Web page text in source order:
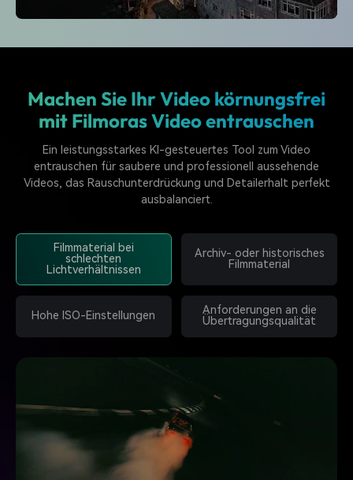
Machen Sie Ihr Video körnungsfrei
mit Filmoras Video entrauschen
Ein leistungsstarkes KI-gesteuertes Tool zum Video
entrauschen für saubere und professionell aussehende
Videos, das Rauschunterdrückung und Detailerhalt perfekt
ausbalanciert.
Filmmaterial bei
schlechten
Lichtverhältnissen
Archiv- oder historisches
Filmmaterial
Hohe ISO-Einstellungen
Anforderungen an die
Übertragungsqualität